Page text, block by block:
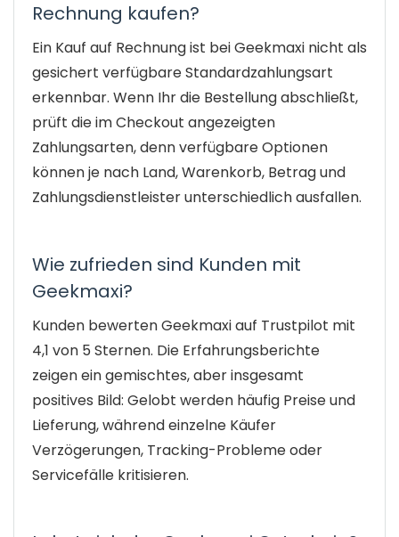
Rechnung kaufen?
Ein Kauf auf Rechnung ist bei Geekmaxi nicht als
gesichert verfügbare Standardzahlungsart
erkennbar. Wenn Ihr die Bestellung abschließt,
prüft die im Checkout angezeigten
Zahlungsarten, denn verfügbare Optionen
können je nach Land, Warenkorb, Betrag und
Zahlungsdienstleister unterschiedlich ausfallen.
Wie zufrieden sind Kunden mit
Geekmaxi?
Kunden bewerten Geekmaxi auf Trustpilot mit
4,1 von 5 Sternen. Die Erfahrungsberichte
zeigen ein gemischtes, aber insgesamt
positives Bild: Gelobt werden häufig Preise und
Lieferung, während einzelne Käufer
Verzögerungen, Tracking-Probleme oder
Servicefälle kritisieren.